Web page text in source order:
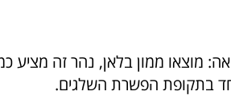
מוצאו ממון בלאן, נהר זה מציע
בתקופת הפשרת השלגים.